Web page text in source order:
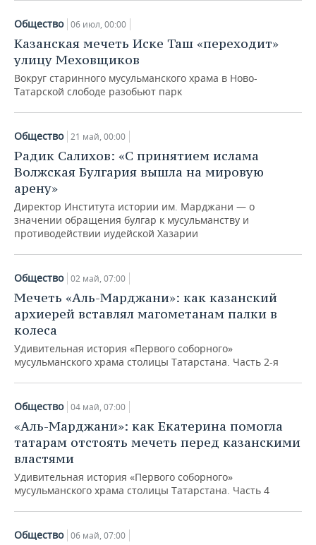
Общество 06 июл, 00:00
Казанская мечеть Иске Таш «переходит»
улицу Меховщиков
Вокруг старинного мусульманского храма в Ново-
Татарской слободе разобьют парк
Общество 21 май, 00:00
Радик Салихов: «С принятием ислама
Волжская Булгария вышла на мировую
арену»
Директор Института истории им. Марджани — о
значении обращения булгар к мусульманству и
противодействии иудейской Хазарии
Общество 02 май, 07:00
Мечеть «Аль-Марджани»: как казанский
архиерей вставлял магометанам палки в
колеса
Удивительная история «Первого соборного»
мусульманского храма столицы Татарстана. Часть 2-я
Общество 04 май, 07:00
«Аль-Марджани»: как Екатерина помогла
татарам отстоять мечеть перед казанскими
властями
Удивительная история «Первого соборного»
мусульманского храма столицы Татарстана. Часть 4
Общество 06 май, 07:00